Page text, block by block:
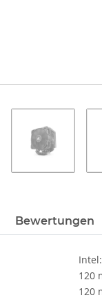
Bewertungen
120
120